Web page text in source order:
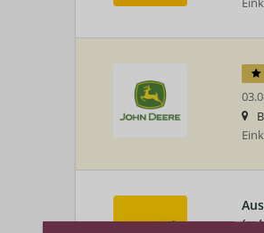
(m/